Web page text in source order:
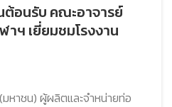
อนรับ คณะอาจารย์
ฯ เยี่ยมชมโรงงาน
าชน) ผู้ผลิตและจำหน่ายท่อ